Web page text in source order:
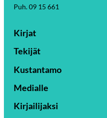
Puh. 09 15 661
Kirjat
Tekijät
Kustantamo
Medialle
Kirjailijaksi